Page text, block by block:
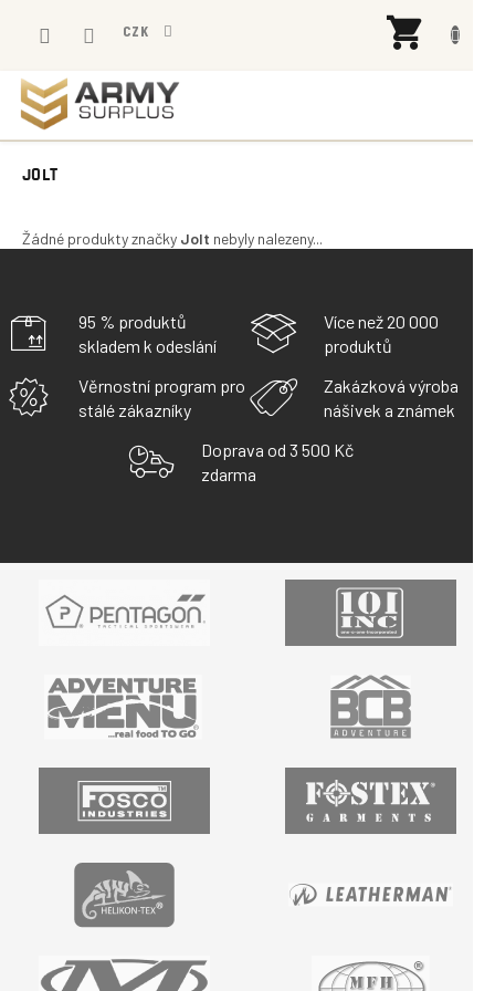
CZK
JOLT
Žádné produkty značky Jolt nebyly nalezeny...
95 % produktů
skladem k odeslání
Více než 20 000
produktů
Věrnostní program pro
stálé zákazníky
Zakázková výroba
nášivek a známek
Doprava od 3 500 Kč
zdarma